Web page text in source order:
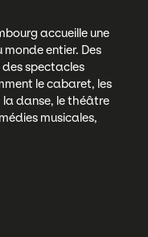
accueille une
entier. Des
spectacles
le cabaret, les
danse, le théâtre
musicales,